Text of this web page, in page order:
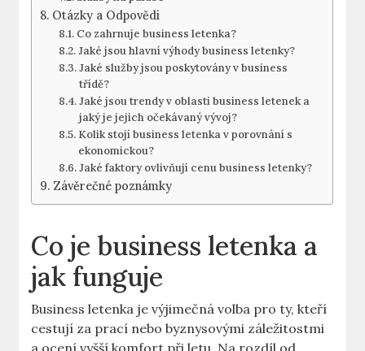
Otázky a Odpovědi
Co zahrnuje business letenka?
Jaké jsou hlavní výhody business letenky?
Jaké služby jsou poskytovány v business
třídě?
Jaké jsou trendy v oblasti business letenek a
jaký je jejich očekávaný vývoj?
Kolik stojí business letenka v porovnání s
ekonomickou?
Jaké faktory ovlivňují cenu business letenky?
Závěrečné poznámky
Co je business letenka a
jak funguje
Business letenka je výjimečná volba pro ty, kteří
cestují za prací nebo byznysovými záležitostmi